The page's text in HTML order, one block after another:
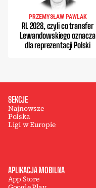
PRZEMYSŁAW PAWLAK
RL 2028, czyli co transfer
Lewandowskiego oznacza
dla reprezentacji Polski
SEKCJE
Najnowsze
Polska
Ligi w Europie
APLIKACJA MOBILNA
App Store